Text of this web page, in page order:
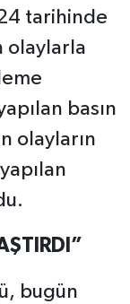
tarihinde
olaylarla
basın
olayların
bugün